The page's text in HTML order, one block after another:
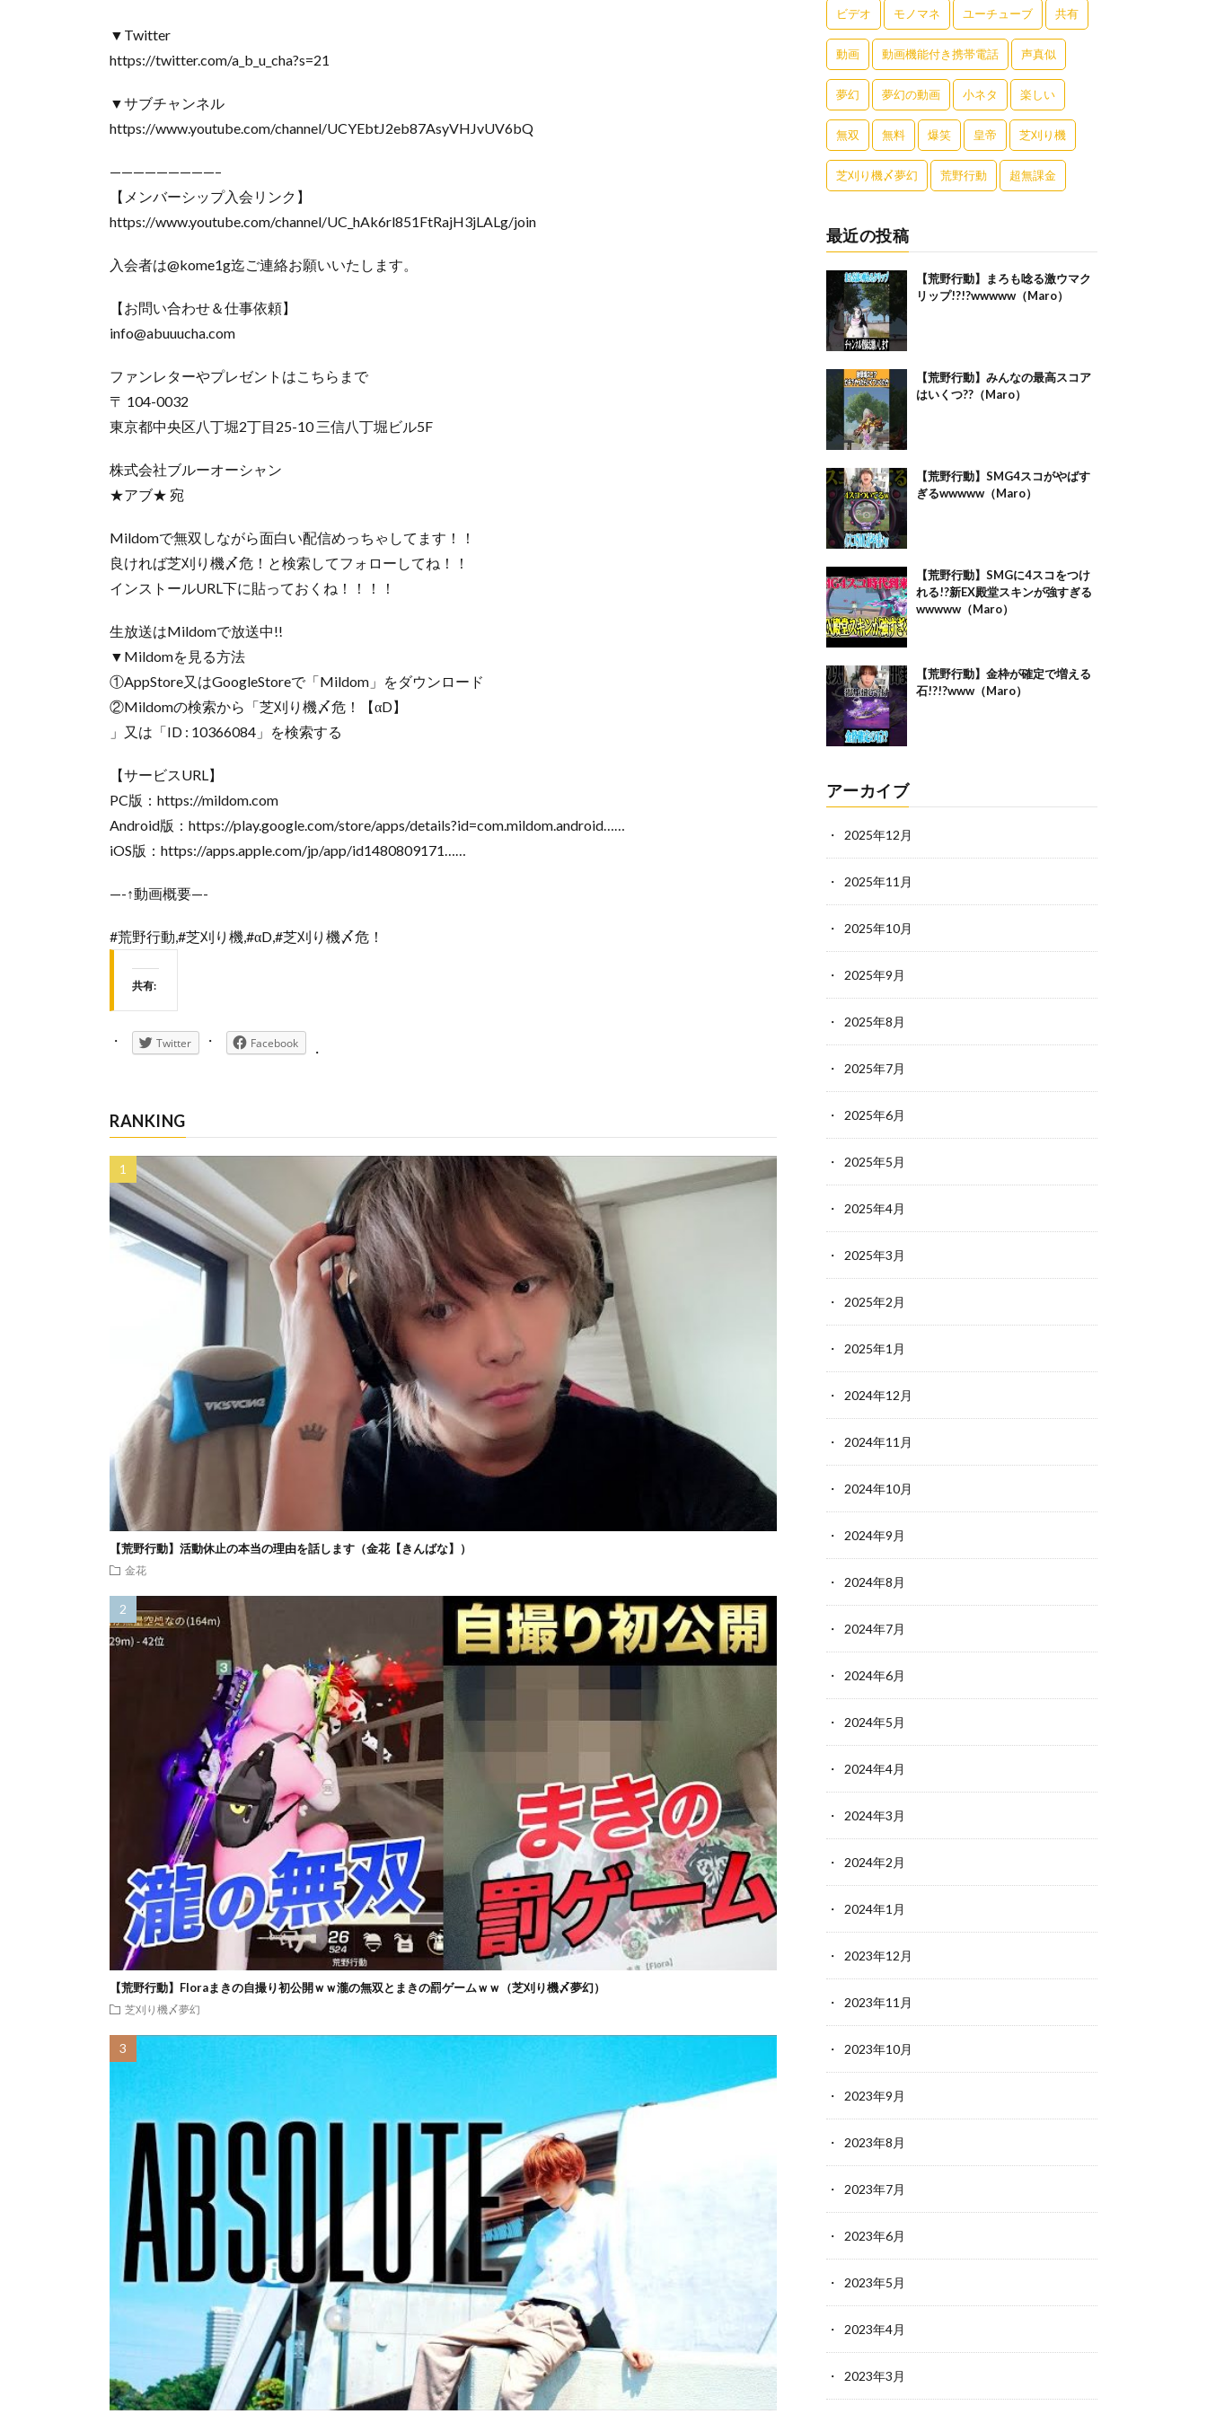
▼Twitter
https://twitter.com/a_b_u_cha?s=21
▼サブチャンネル
https://www.youtube.com/channel/UCYEbtJ2eb87AsyVHJvUV6bQ
—————————–
【メンバーシップ入会リンク】
https://www.youtube.com/channel/UC_hAk6rl851FtRajH3jLALg/join
入会者は@kome1g迄ご連絡お願いいたします。
【お問い合わせ＆仕事依頼】
info@abuuucha.com
ファンレターやプレゼントはこちらまで
〒 104-0032
東京都中央区八丁堀2丁目25-10 三信八丁堀ビル5F
株式会社ブルーオーシャン
★アブ★ 宛
Mildomで無双しながら面白い配信めっちゃしてます！！
良ければ芝刈り機〆危！と検索してフォローしてね！！
インストールURL下に貼っておくね！！！！
生放送はMildomで放送中!!
▼Mildomを見る方法
①AppStore又はGoogleStoreで「Mildom」をダウンロード
②Mildomの検索から「芝刈り機〆危！【αD】
」又は「ID : 10366084」を検索する
【サービスURL】
PC版：https://mildom.com
Android版：https://play.google.com/store/apps/details?id=com.mildom.android……
iOS版：https://apps.apple.com/jp/app/id1480809171……
—-↑動画概要—-
#荒野行動,#芝刈り機,#αD,#芝刈り機〆危！
共有:
Twitter Facebook
RANKING
【荒野行動】活動休止の本当の理由を話します（金花【きんばな】）
金花
【荒野行動】Floraまきの自撮り初公開ｗｗ瀧の無双とまきの罰ゲームｗｗ（芝刈り機〆夢幻）
芝刈り機〆夢幻
ビデオ モノマネ ユーチューブ 共有
動画 動画機能付き携帯電話 声真似
夢幻 夢幻の動画 小ネタ 楽しい
無双 無料 爆笑 皇帝 芝刈り機
芝刈り機〆夢幻 荒野行動 超無課金
最近の投稿
【荒野行動】まろも唸る激ウマク
リップ!?!?wwwww（Maro）
【荒野行動】みんなの最高スコア
はいくつ??（Maro）
【荒野行動】SMG4スコがやばす
ぎるwwwww（Maro）
【荒野行動】SMGに4スコをつけ
れる!?新EX殿堂スキンが強すぎる
wwwww（Maro）
【荒野行動】金枠が確定で増える
石!?!?www（Maro）
アーカイブ
2025年12月
2025年11月
2025年10月
2025年9月
2025年8月
2025年7月
2025年6月
2025年5月
2025年4月
2025年3月
2025年2月
2025年1月
2024年12月
2024年11月
2024年10月
2024年9月
2024年8月
2024年7月
2024年6月
2024年5月
2024年4月
2024年3月
2024年2月
2024年1月
2023年12月
2023年11月
2023年10月
2023年9月
2023年8月
2023年7月
2023年6月
2023年5月
2023年4月
2023年3月